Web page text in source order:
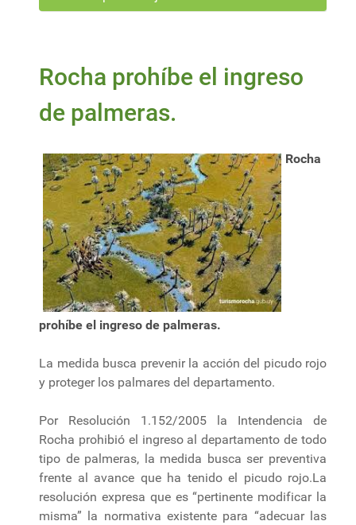
Rocha prohíbe el ingreso
de palmeras.
Rocha
prohíbe el ingreso de palmeras.
La medida busca prevenir la acción del picudo rojo
y proteger los palmares del departamento.
Por Resolución 1.152/2005 la Intendencia de
Rocha prohibió el ingreso al departamento de todo
tipo de palmeras, la medida busca ser preventiva
frente al avance que ha tenido el picudo rojo.La
resolución expresa que es “pertinente modificar la
misma” la normativa existente para “adecuar las